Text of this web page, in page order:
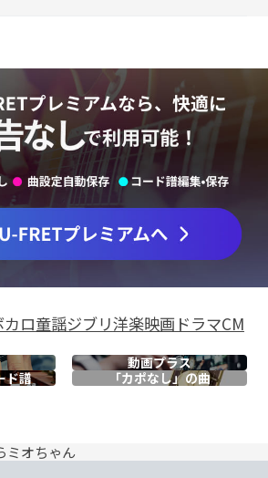
カロ童謡ジブリ洋楽映画ドラマCM
動画プラス
ド譜 「カポなし」の曲
ミオちゃん